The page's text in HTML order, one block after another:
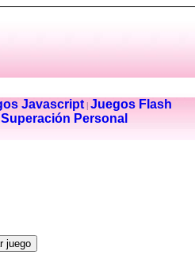
Javascript| Juegos Flash
Superación Personal